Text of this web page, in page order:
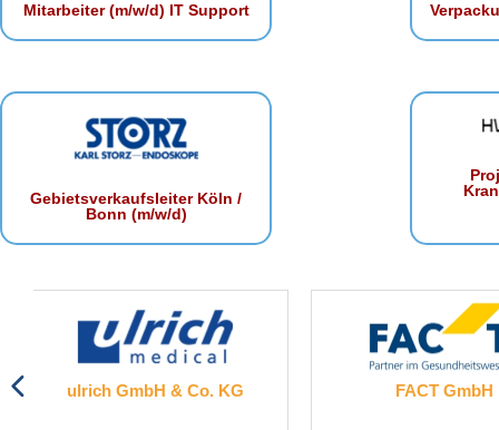
Mitarbeiter (m/w/d) IT Support
Gebietsverkaufsleiter Köln /
Bonn (m/w/d)
Co. KG FACT GmbH